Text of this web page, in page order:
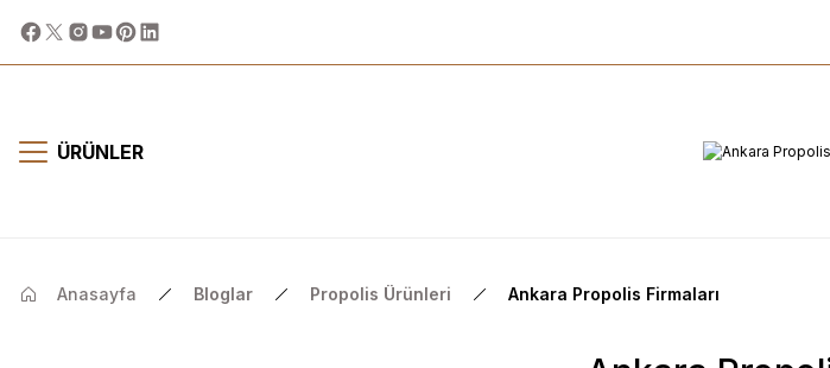
ÜRÜNLER
Anasayfa Bloglar Propolis Ürünleri Ankara Propolis Firmaları